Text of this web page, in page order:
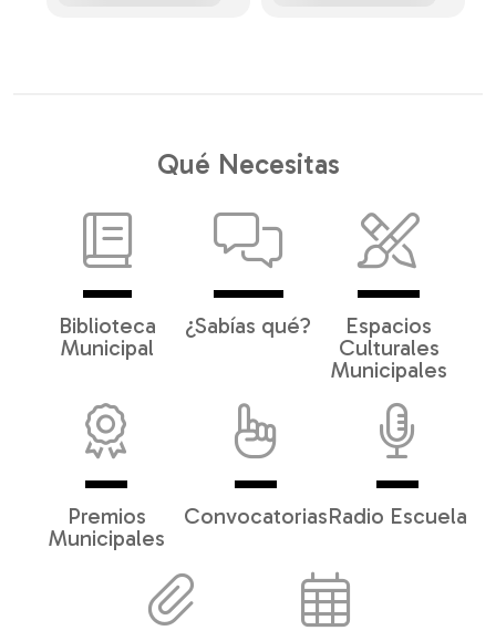
Qué Necesitas
Biblioteca
Municipal
¿Sabías qué?
Espacios
Culturales
Municipales
Premios
Municipales
ConvocatoriasRadio Escuela